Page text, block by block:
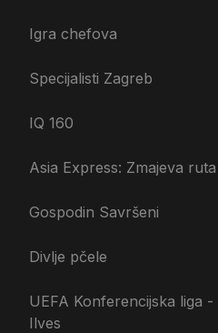
Igra chefova
Specijalisti Zagreb
IQ 160
Asia Express: Zmajeva ruta
Gospodin Savršeni
Divlje pčele
UEFA Konferencijska liga
Ilves